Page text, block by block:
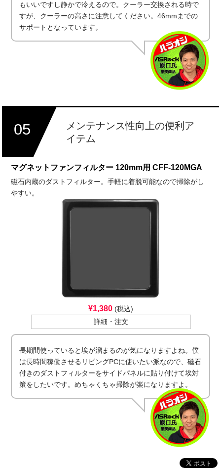
もいいですし静かで冷えるので。クーラー交換される時で
すが、クーラーの高さに注意してください。46mmまでの
サポートとなっています。
05
メンテナンス性向上の便利ア
イテム
マグネットファンフィルター 120mm用 CFF-120MGA
磁石内蔵のダストフィルター。手軽に着脱可能なので掃除がし
やすい。
¥1,380(税込)
詳細・注文
長期間使っていると埃が溜まるのが気になりますよね。僕
は長時間稼働させるリビングPCに使いたい派なので、磁石
付きのダストフィルターをサイドパネルに貼り付けて埃対
策をしたいです。めちゃくちゃ掃除が楽になりますよ。